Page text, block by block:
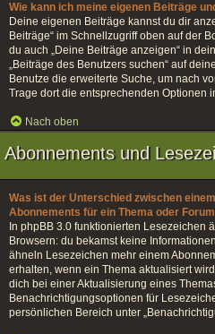
Wie kann ich meine eigenen Beiträge
Deine eigenen Beiträge kannst du dir
Beiträge“ im Schnellzugriff oben auf der
du auch „Deine Beiträge anzeigen“ in
„Beiträge des Benutzers suchen“ auf
Benutze die erweiterte Suche, um nach
Trage dort die entsprechenden Optionen
Nach oben
Abonnements und
Was ist der Unterschied zwischen
Abonnements für ein Thema oder
In phpBB 3.0 funktionierten Lesezeichen
Browsern: du bekamst keine
ähneln Lesezeichen mehr einem
erhalten, wenn ein Thema aktualisiert
dich bei einer Aktualisierung eines
Benachrichtigungsoptionen für
persönlichen Bereich unter